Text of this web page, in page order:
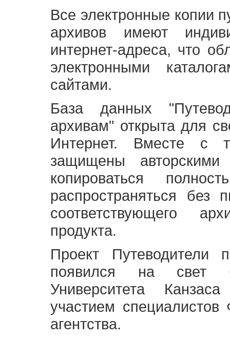
Все электронные копии
архивов имеют
интернет-адреса, что
электронными
сайтами.
База данных
архивам" открыта для
Интернет. Вместе с
защищены
копироваться
распространяться без
соответствующего
продукта.
Проект Путеводители
появился на свет
Университета
участием специалистов
агентства.